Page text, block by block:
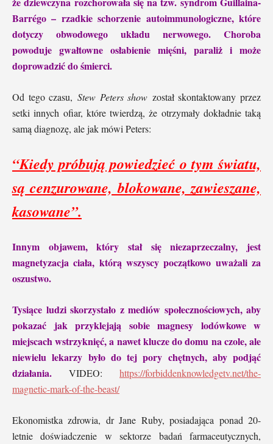
Barrégo – rzadkie schorzenie autoimmunologiczne, które
dotyczy obwodowego układu nerwowego. Choroba
powoduje gwałtowne osłabienie mięśni, paraliż i może
doprowadzić do śmierci.
Od tego czasu, Stew Peters show został skontaktowany przez
setki innych ofiar, które twierdzą, że otrzymały dokładnie taką
samą diagnozę, ale jak mówi Peters:
“Kiedy próbują powiedzieć o tym światu,
są cenzurowane, blokowane, zawieszane,
kasowane”.
Innym objawem, który stał się niezaprzeczalny, jest
magnetyzacja ciała, którą wszyscy początkowo uważali za
oszustwo.
Tysiące ludzi skorzystało z mediów społecznościowych, aby
pokazać jak przyklejają sobie magnesy lodówkowe w
miejscach wstrzyknięć, a nawet klucze do domu na czole, ale
niewielu lekarzy było do tej pory chętnych, aby podjąć
działania. VIDEO: https://forbiddenknowledgetv.net/the-
magnetic-mark-of-the-beast/
Ekonomistka zdrowia, dr Jane Ruby, posiadająca ponad 20-
letnie doświadczenie w sektorze badań farmaceutycznych,